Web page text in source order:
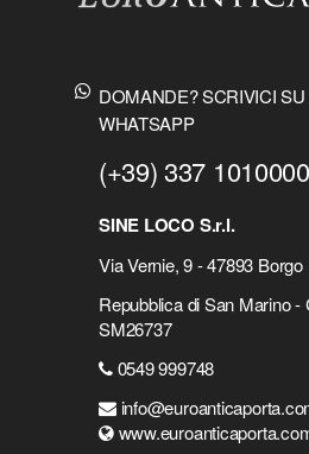
DOMANDE? SCRIVICI SU
WHATSAPP
(+39) 337 1010000
SINE LOCO S.r.l.
Via Vernie, 9 - 47893
Repubblica di San Marino -
SM26737
0549 999748